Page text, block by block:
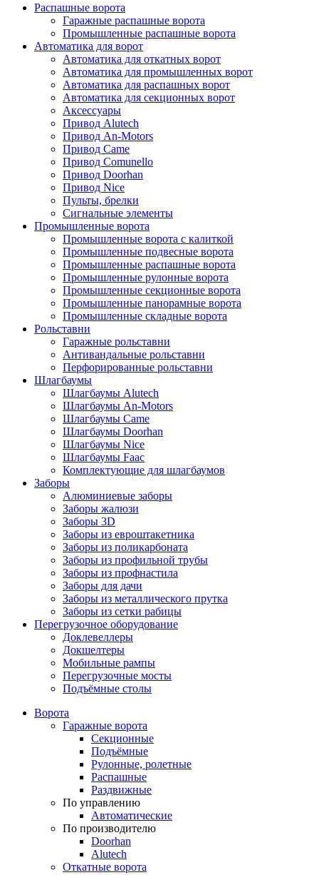
Распашные ворота
Гаражные распашные ворота
Промышленные распашные ворота
Автоматика для ворот
Автоматика для откатных ворот
Автоматика для промышленных ворот
Автоматика для распашных ворот
Автоматика для секционных ворот
Аксессуары
Привод Alutech
Привод An-Motors
Привод Came
Привод Comunello
Привод Doorhan
Привод Nice
Пульты, брелки
Сигнальные элементы
Промышленные ворота
Промышленные ворота с калиткой
Промышленные подвесные ворота
Промышленные распашные ворота
Промышленные рулонные ворота
Промышленные секционные ворота
Промышленные панорамные ворота
Промышленные складные ворота
Рольставни
Гаражные рольставни
Антивандальные рольставни
Перфорированные рольставни
Шлагбаумы
Шлагбаумы Alutech
Шлагбаумы An-Motors
Шлагбаумы Came
Шлагбаумы Doorhan
Шлагбаумы Nice
Шлагбаумы Faac
Комплектующие для шлагбаумов
Заборы
Алюминиевые заборы
Заборы жалюзи
Заборы 3D
Заборы из евроштакетника
Заборы из поликарбоната
Заборы из профильной трубы
Заборы из профнастила
Заборы для дачи
Заборы из металлического прутка
Заборы из сетки рабицы
Перегрузочное оборудование
Доклевеллеры
Докшелтеры
Мобильные рампы
Перегрузочные мосты
Подъёмные столы
Ворота
Гаражные ворота
Секционные
Подъёмные
Рулонные, ролетные
Распашные
Раздвижные
По управлению
Автоматические
По производителю
Doorhan
Alutech
Откатные ворота